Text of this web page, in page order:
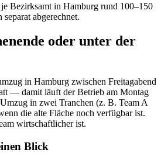
Bezirks­amt in Hamburg rund 100–150
abgerechnet.
oder unter der
in Hamburg zwischen Freitag­abend
— damit läuft der Betrieb am Montag
in zwei Tranchen (z. B. Team A
die alte Fläche noch verfügbar ist.
wirtschaftlicher ist.
Blick